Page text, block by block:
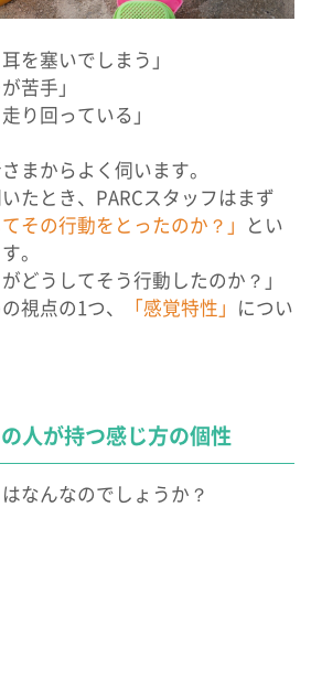
を塞いでしまう」
苦手」
り回っている」
まからよく伺います。
たとき、PARCスタッフはまず
その行動をとったのか？」 とい
。
どうしてそう行動したのか？」
視点の1つ、
「感覚特性」 につい
人が持つ感じ方の個性
なんなのでしょうか？
見学・体験
・お問い合わせ
案内